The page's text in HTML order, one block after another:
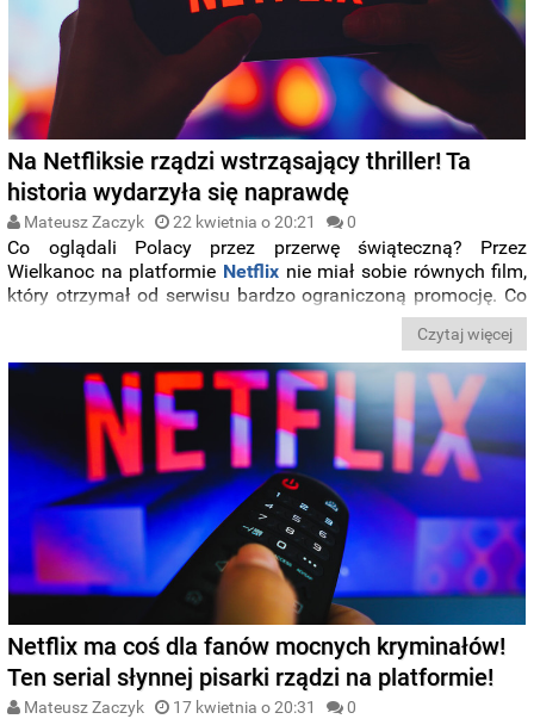
Na Netfliksie rządzi wstrząsający thriller! Ta
historia wydarzyła się naprawdę
Mateusz Zaczyk 22 kwietnia o 20:21 0
Co oglądali Polacy przez przerwę świąteczną? Przez
Wielkanoc na platformie Netflix nie miał sobie równych film,
który otrzymał od serwisu bardzo ograniczoną promocję. Co
jako to się stało, że produkcja trafiła na
Czytaj więcej
Netflix ma coś dla fanów mocnych kryminałów!
Ten serial słynnej pisarki rządzi na platformie!
Mateusz Zaczyk 17 kwietnia o 20:31 0